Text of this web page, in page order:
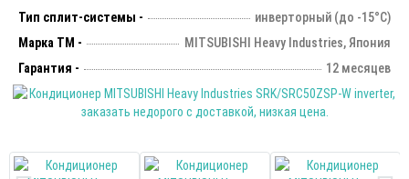
Тип сплит-системы -
инверторный (до -15°С)
Марка ТМ -
MITSUBISHI Heavy Industries, Япония
Гарантия -
12 месяцев